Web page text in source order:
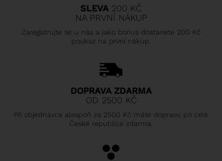
SLEVA 200 KČ
NA PRVNÍ NÁKUP
Zaregistrujte se u nás a jako bonus dostanete 200 Kč
poukaz na první nákup.
DOPRAVA ZDARMA
OD 2500 KČ
Při objednávce alespoň za 2500 Kč máte dopravu po celé
České republice zdarma.